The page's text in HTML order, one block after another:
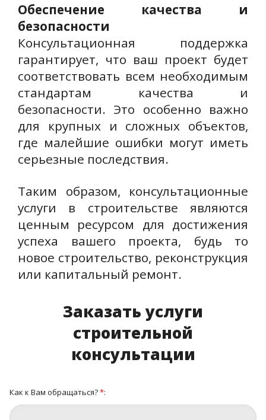
Обеспечение качества и
безопасности
Консультационная поддержка
гарантирует, что ваш проект будет
соответствовать всем необходимым
стандартам качества и
безопасности. Это особенно важно
для крупных и сложных объектов,
где малейшие ошибки могут иметь
серьезные последствия.
Таким образом, консультационные
услуги в строительстве являются
ценным ресурсом для достижения
успеха вашего проекта, будь то
новое строительство, реконструкция
или капитальный ремонт.
Заказать услуги
строительной
консультации
Как к Вам обращаться?*: